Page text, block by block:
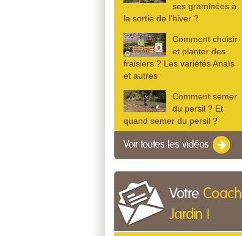
ses graminées à
la sortie de l'hiver ?
Comment choisir
et planter des
fraisiers ? Les variétés Anaïs
et autres
Comment semer
du persil ? Et
quand semer du persil ?
Voir toutes les vidéos
Votre Coach
Jardin !